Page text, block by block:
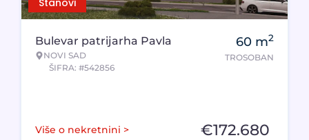
Stanovi
Bulevar patrijarha Pavla
NOVI SAD
ŠIFRA: #542856
60 m2
TROSOBAN
Više o nekretnini > €172.680